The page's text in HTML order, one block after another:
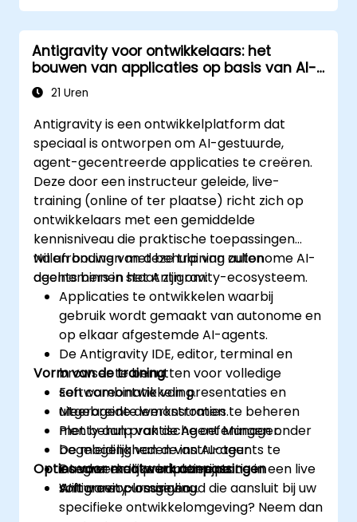
Antigravity voor ontwikkelaars: het
bouwen van applicaties op basis van AI-
agents
21 Uren
Antigravity is een ontwikkelplatform dat
speciaal is ontworpen om AI-gestuurde,
agent-gecentreerde applicaties te creëren.
Deze door een instructeur geleide, live-
training (online of ter plaatse) richt zich op
ontwikkelaars met een gemiddelde
kennisniveau die praktische toepassingen
willen bouwen met behulp van autonome AI-
agents binnen het Antigravity-ecosysteem.
Na afronding van deze training zullen
deelnemers in staat zijn om:
Applicaties te ontwikkelen waarbij
gebruik wordt gemaakt van autonome en
op elkaar afgestemde AI-agents.
De Antigravity IDE, editor, terminal en
browser te benutten voor volledige
softwareontwikkeling.
Meeragente werkstromen te beheren
met behulp van de Agent Manager.
De mogelijkheden van AI-agents te
integreren in productierijpe
softwareoplossingen.
Vorm van de training
Een combinatie van presentaties en
uitgebreide demonstraties.
Plenty aan praktische oefeningen onder
begeleiding van de instructeur.
Daadwerkelijke implementatie in een live
Antigravity-omgeving.
Opties voor maatwerk aanpassingen
Wilt u een cursusinhoud die aansluit bij uw
specifieke ontwikkelomgeving? Neem dan